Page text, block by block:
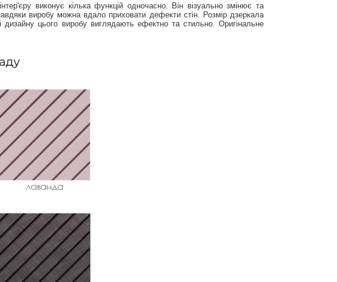
виконує кілька функцій одночасно. Він візуально змінює та
виробу можна вдало приховати дефекти стін. Розмір дзеркала
цього виробу виглядають ефектно та стильно. Оригінальне